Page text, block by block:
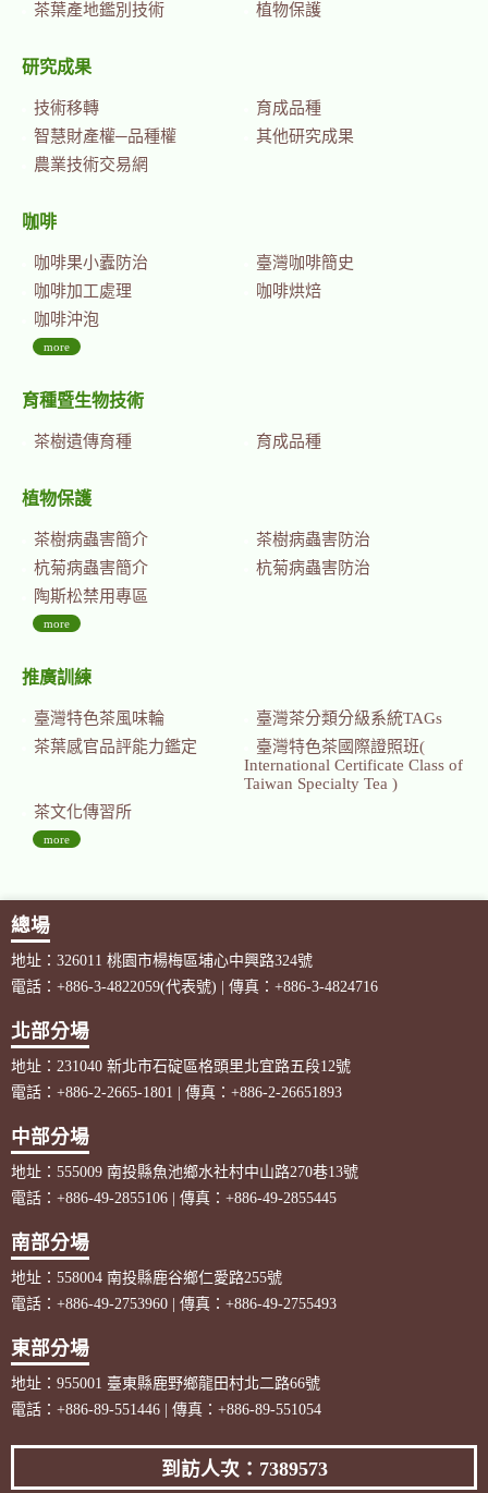
茶葉產地鑑別技術
植物保護
研究成果
技術移轉
育成品種
智慧財產權─品種權
其他研究成果
農業技術交易網
咖啡
咖啡果小蠹防治
臺灣咖啡簡史
咖啡加工處理
咖啡烘焙
咖啡沖泡
more
育種暨生物技術
茶樹遺傳育種 育成品種
植物保護
茶樹病蟲害簡介
茶樹病蟲害防治
杭菊病蟲害簡介
杭菊病蟲害防治
陶斯松禁用專區
more
推廣訓練
臺灣特色茶風味輪
臺灣茶分類分級系統TAGs
茶葉感官品評能力鑑定
臺灣特色茶國際證照班(
International Certificate Class of
Taiwan Specialty Tea )
茶文化傳習所
more
總場
地址：326011 桃園市楊梅區埔心中興路324號
電話：+886-3-4822059(代表號) | 傳真：+886-3-4824716
北部分場
地址：231040 新北市石碇區格頭里北宜路五段12號
電話：+886-2-2665-1801 | 傳真：+886-2-26651893
中部分場
地址：555009 南投縣魚池鄉水社村中山路270巷13號
電話：+886-49-2855106 | 傳真：+886-49-2855445
南部分場
地址：558004 南投縣鹿谷鄉仁愛路255號
電話：+886-49-2753960 | 傳真：+886-49-2755493
東部分場
地址：955001 臺東縣鹿野鄉龍田村北二路66號
電話：+886-89-551446 | 傳真：+886-89-551054
到訪人次：7389573